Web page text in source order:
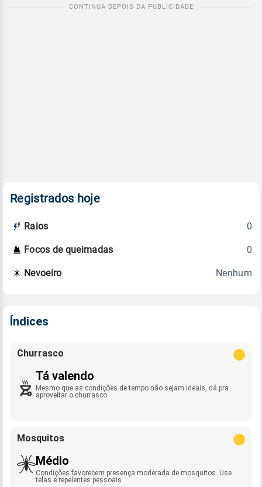
Registrados hoje
Raios 0
Focos de queimadas 0
Nevoeiro Nenhum
Índices
Churrasco
Tá valendo
Mesmo que as condições de tempo não sejam ideais, dá pra
aproveitar o churrasco.
Mosquitos
Médio
Condições favorecem presença moderada de mosquitos. Use
telas e repelentes pessoais.